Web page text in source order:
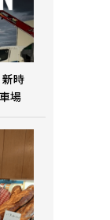
新時
場